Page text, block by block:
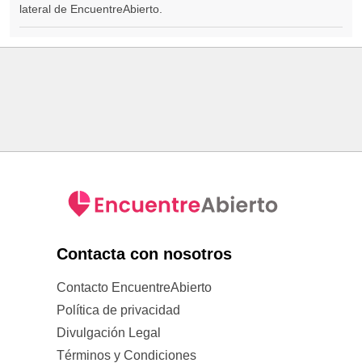
lateral de EncuentreAbierto.
Contacta con nosotros
Contacto EncuentreAbierto
Política de privacidad
Divulgación Legal
Términos y Condiciones